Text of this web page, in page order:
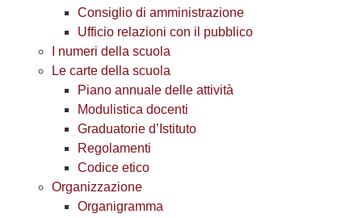
Consiglio di amministrazione
Ufficio relazioni con il pubblico
I numeri della scuola
Le carte della scuola
Piano annuale delle attività
Modulistica docenti
Graduatorie d’Istituto
Regolamenti
Codice etico
Organizzazione
Organigramma